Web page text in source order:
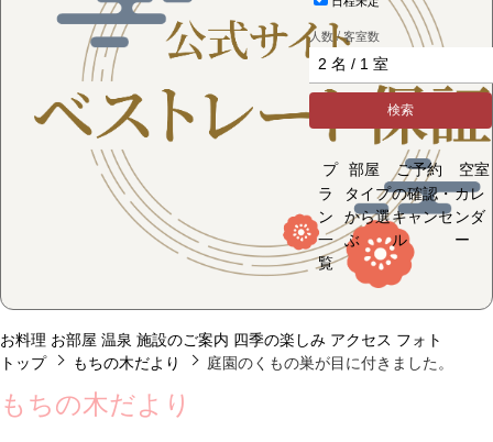
人数 / 客室数
検索
プ
ラ
ン
一
覧
部屋
タイプ
から選
ぶ
ご予約
の確認・
キャンセ
ル
空室
カレ
ンダ
ー
お料理 お部屋 温泉 施設のご案内 四季の楽しみ アクセス フォト
トップ
もちの木だより 庭園のくもの巣が目に付きました。
もちの木だより